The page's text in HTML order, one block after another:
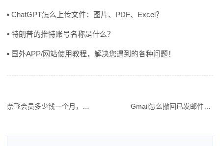
▪ ChatGPT怎么上传文件：图片、PDF、Excel？
▪ 特朗普的推特账号名称是什么？
▪ 国外APP/网站使用教程，解决您遇到的各种问题！
文
导